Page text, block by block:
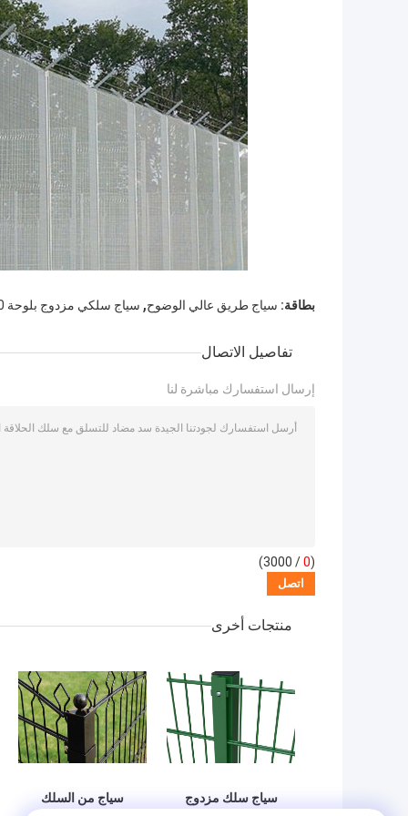
بطاقة: سياج طريق عالي الوضوح, سياج سلكي مزدوج بلوحة 3000 مم
تفاصيل الاتصال
إرسال استفسارك مباشرة لنا
(
0
/ 3000)
منتجات أخرى
سياج سلك مزدوج
سياج من السلك